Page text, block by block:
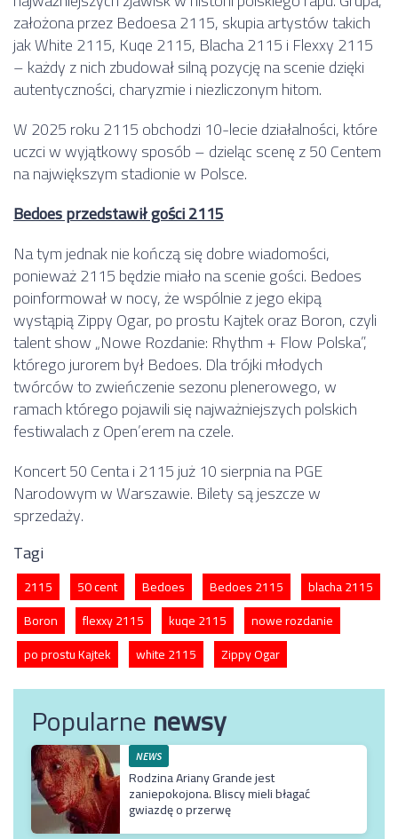
założona przez Bedoesa 2115, skupia artystów takich
jak White 2115, Kuqe 2115, Blacha 2115 i Flexxy 2115
– każdy z nich zbudował silną pozycję na scenie dzięki
autentyczności, charyzmie i niezliczonym hitom.
W 2025 roku 2115 obchodzi 10-lecie działalności, które
uczci w wyjątkowy sposób – dzieląc scenę z 50 Centem
na największym stadionie w Polsce.
Bedoes przedstawił gości 2115
Na tym jednak nie kończą się dobre wiadomości,
ponieważ 2115 będzie miało na scenie gości. Bedoes
poinformował w nocy, że wspólnie z jego ekipą
wystąpią Zippy Ogar, po prostu Kajtek oraz Boron, czyli
talent show „Nowe Rozdanie: Rhythm + Flow Polska”,
którego jurorem był Bedoes. Dla trójki młodych
twórców to zwieńczenie sezonu plenerowego, w
ramach którego pojawili się najważniejszych polskich
festiwalach z Open’erem na czele.
Koncert 50 Centa i 2115 już 10 sierpnia na PGE
Narodowym w Warszawie. Bilety są jeszcze w
sprzedaży.
Tagi
2115 50 cent Bedoes Bedoes 2115
blacha 2115
Boron
flexxy 2115 kuqe 2115
nowe rozdanie
po prostu Kajtek
white 2115 Zippy Ogar
Popularnenewsy
NEWS
Rodzina Ariany Grande jest
zaniepokojona. Bliscy mieli błagać
gwiazdę o przerwę